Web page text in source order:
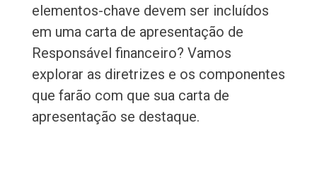
elementos-chave devem ser incluídos
em uma carta de apresentação de
Responsável financeiro? Vamos
explorar as diretrizes e os componentes
que farão com que sua carta de
apresentação se destaque.